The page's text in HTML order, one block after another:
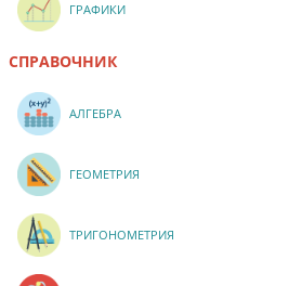
ГРАФИКИ
СПРАВОЧНИК
АЛГЕБРА
ГЕОМЕТРИЯ
ТРИГОНОМЕТРИЯ